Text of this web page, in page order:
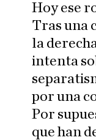
Hoy ese
Tras una
la
intenta
por una
Por
que han